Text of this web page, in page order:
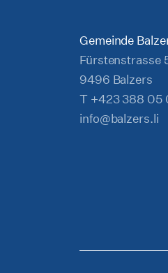
Gemeinde
Fürstenstrasse
9496 Balzers
T +423 388 05
info@balzers.li